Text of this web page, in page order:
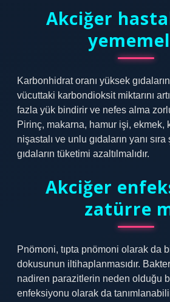
Akciğer
Karbonhidrat oranı yüksek
vücuttaki karbondioksit miktarını
fazla yük bindirir ve nefes alma
Pirinç, makarna, hamur işi, ekmek,
nişastalı ve unlu gıdaların yanı
gıdaların tüketimi azaltılmalıdır.
Akciğer
zatürre
Pnömoni, tıpta pnömoni olarak da
dokusunun iltihaplanmasıdır.
nadiren parazitlerin neden olduğu
enfeksiyonu olarak da